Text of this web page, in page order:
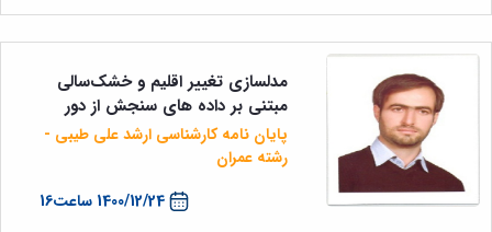
1400/12/24 ساعت16
مدلسازی‌ تغییر اقلیم و خشک‌سالی
مبتنی بر داده های سنجش از دور
پایان نامه کارشناسی ارشد علی طیبی -
رشته عمران